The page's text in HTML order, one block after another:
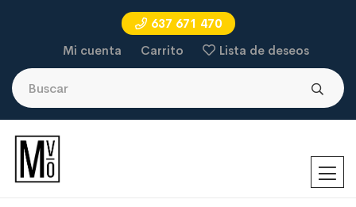
637 671 470
Mi cuenta
Carrito Lista de deseos